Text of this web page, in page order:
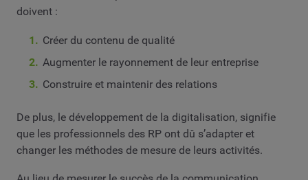
doivent :
Créer du contenu de qualité
Augmenter le rayonnement de leur entreprise
Construire et maintenir des relations
De plus, le développement de la digitalisation, signifie
que les professionnels des RP ont dû s’adapter et
changer les méthodes de mesure de leurs activités.